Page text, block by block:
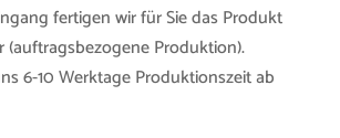
fertigen wir für Sie das Produkt
(auftragsbezogene Produktion).
6-10 Werktage Produktionszeit ab